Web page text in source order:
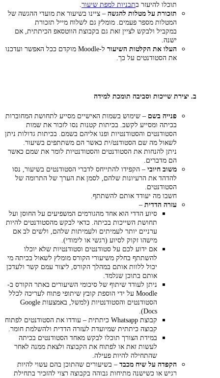
תוכלו להיעזר בתבניות למפת שיעור
תזכורת על מטלות להגשה – ציינו בשיעור את מועדי ההגשה של
המטלות מספר פעמים. מומלץ גם לשלוח מייל תזכורת
במקביל ולבקש לציין זאת גם בקבוצת הווטסאפ הכיתתית, אם
ישנה.
העלו את הקלטות השיעור
ל-Moodle מוקדם ככל האפשר ועדכנו
את הסטודנטים על כך.
ב. יצירת שייכות וסביבה תומכת למידה
פנייה בשם – שימוש בשמות האישיים מסייע לתחושת המחוברות
בכיתה ומסייע לקשב. בכיתות קטנות נסו לזכור את שמות
הסטודנטים והסטודנטיות ופנו אליהם בשמם. בכיתות גדולות ניתן
לשאול מה שם הסטודנט/ית כאשר הם משתתפים בשיעור.
ניתן להנחות את הסטודנטים והסטודנטיות לומר את שמם כאשר
הם מדברים.
משוב חיובי – הקפידו להתייחס לדברי הסטודנטים בשיעור, נסו
להדהד את הרעיונות שלהם, לסמן את הערך של התרומה של
הסטודנטים.
חשבו מה יעודד אותם להשתתף.
עזרה הדדית –
סיוע הדדי הוא אחד מהגורמים המשפיעים על החוסן ועל
תחושת השייכות בכיתה. כדאי לבקש מהסטודנטים להיות
ערניים יותר לעמיתים ולעמיתות שלהם, ולשים לב אם
מישהו זקוק לסיוע (רגשי או לימודי).
אם ידוע לכם על סטודנטים וסטודנטיות שלא יוכלו
להשתתף בחלק משיעורי הקורס מומלץ לשאול בכיתה מי
יכול ללוות אותם במהלך הקורס, ליצור עמם קשר ולעדכן
אותם בתוכן שנלמד.
ניתן לעודד שיתוף של סיכומי השיעורים באתר הקורס ב-
Moodle על ידי הוספת קובץ שיתופי פתוח לעריכה לכלל
הסטודנטים והסטודנטיות (למשל, באמצעות Google
Docs).
קבוצת Whatsapp כיתתית – עודדו את הסטודנטים לפתוח
קבוצה כיתתית שמיועדת לעזרה הדדית ולהשלמת חומר.
במידת הצורך תוכלו לבקש מאחד הסטודנטים בכיתה
לעשות זאת או לפתוח את הקבוצה ולצאת ממנה לאחר
שהתחילה להיות פעילה.
הקפדה על שיח מכבד – בשיעורים שהתוכן בהם עשוי להיות
רגיש או כשישנה מתיחות גבוהה בקבוצה רצוי להזכיר בתחילת